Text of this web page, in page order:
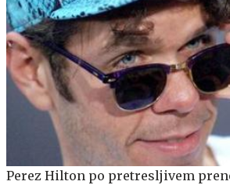
Perez Hilton po pretresljivem